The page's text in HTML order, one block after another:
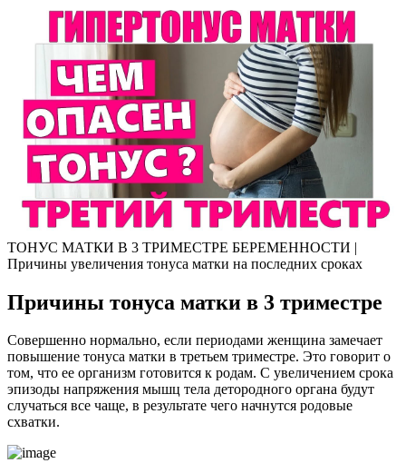
ТОНУС МАТКИ В 3 ТРИМЕСТРЕ БЕРЕМЕННОСТИ |
Причины увеличения тонуса матки на последних сроках
Причины тонуса матки в 3 триместре
Совершенно нормально, если периодами женщина замечает
повышение тонуса матки в третьем триместре. Это говорит о
том, что ее организм готовится к родам. С увеличением срока
эпизоды напряжения мышц тела детородного органа будут
случаться все чаще, в результате чего начнутся родовые
схватки.